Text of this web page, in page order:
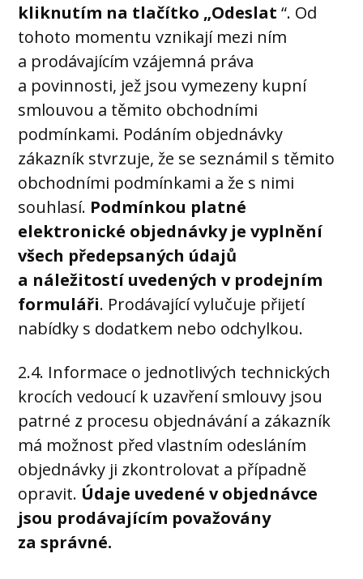
kliknutím na tlačítko „Odeslat “. Od
tohoto momentu vznikají mezi ním
a prodávajícím vzájemná práva
a povinnosti, jež jsou vymezeny kupní
smlouvou a těmito obchodními
podmínkami. Podáním objednávky
zákazník stvrzuje, že se seznámil s těmito
obchodními podmínkami a že s nimi
souhlasí. Podmínkou platné
elektronické objednávky je vyplnění
všech předepsaných údajů
a náležitostí uvedených v prodejním
formuláři. Prodávající vylučuje přijetí
nabídky s dodatkem nebo odchylkou.
2.4. Informace o jednotlivých technických
krocích vedoucí k uzavření smlouvy jsou
patrné z procesu objednávání a zákazník
má možnost před vlastním odesláním
objednávky ji zkontrolovat a případně
opravit. Údaje uvedené v objednávce
jsou prodávajícím považovány
za správné.